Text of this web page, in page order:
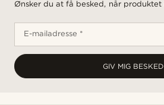
Ønsker du at få besked, når
E-mailadresse *
GIV MIG BESKED